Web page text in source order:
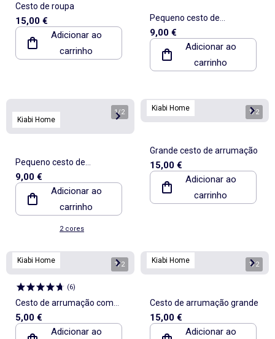
Cesto de roupa
15,00 €
Adicionar ao
carrinho
Pequeno cesto de
arrumação em tecido
9,00 €
Adicionar ao
carrinho
Kiabi Home
1/2
Pequeno cesto de
arrumação estampado -
Kiabi Home
9,00 €
Adicionar ao
carrinho
2 cores
Kiabi Home 1/2
Grande cesto de arrumação
15,00 €
Adicionar ao
carrinho
Kiabi Home 1/2
(6)
Cesto de arrumação com
tampa
5,00 €
Adicionar ao
Kiabi Home 1/2
Cesto de arrumação grande
15,00 €
Adicionar ao